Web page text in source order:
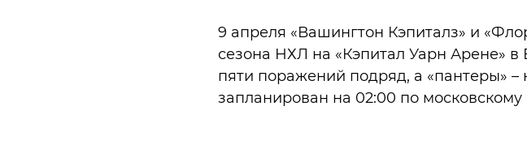
9 апреля «Вашингтон Кэпиталз» и
сезона НХЛ на «Кэпитал Уарн Арене»
пяти поражений подряд, а «пантеры»
запланирован на 02:00 по